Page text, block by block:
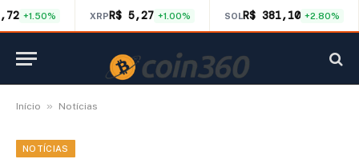
+1.50% XRPR$ 5,27 +1.00% SOLR$ 381,10 +2.80%
Início » Notícias
NOTÍCIAS